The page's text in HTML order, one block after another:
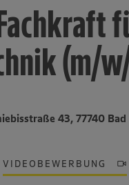
Logistik
(m/
43, 77740
VIDEOBEWERBUNG